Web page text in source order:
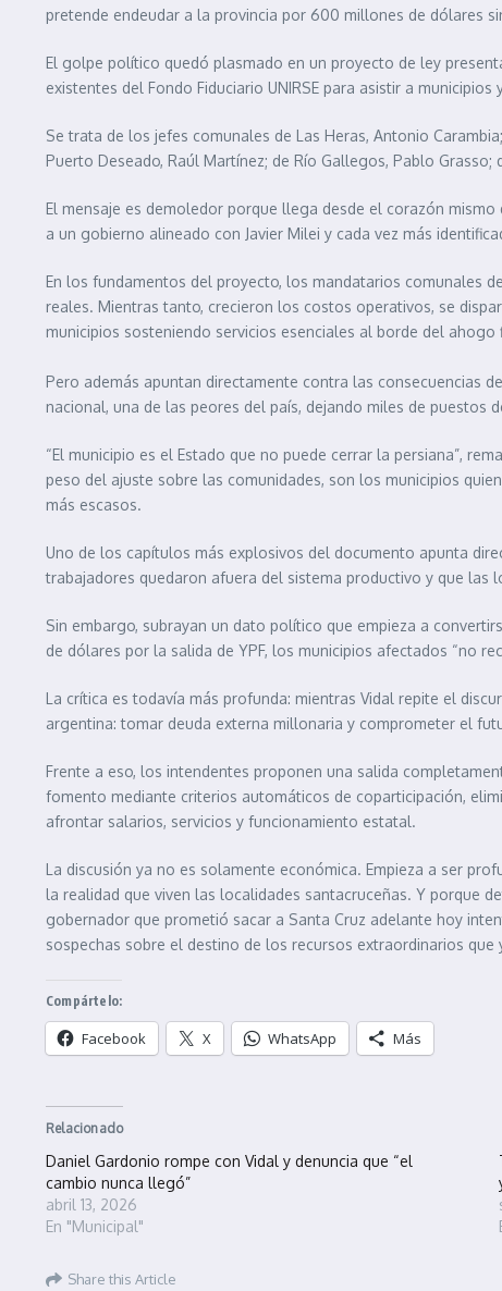
pretende endeudar a la provincia por 600 millones de dólares
El golpe político quedó plasmado en un proyecto de ley
existentes del Fondo Fiduciario UNIRSE para asistir a
Se trata de los jefes comunales de Las Heras, Antonio
Puerto Deseado, Raúl Martínez; de Río Gallegos, Pablo
El mensaje es demoledor porque llega desde el corazón
a un gobierno alineado con Javier Milei y cada vez más
En los fundamentos del proyecto, los mandatarios comunales
reales. Mientras tanto, crecieron los costos operativos, se
municipios sosteniendo servicios esenciales al borde del ahogo
Pero además apuntan directamente contra las consecuencias
nacional, una de las peores del país, dejando miles de
“El municipio es el Estado que no puede cerrar la persiana”,
peso del ajuste sobre las comunidades, son los municipios
más escasos.
Uno de los capítulos más explosivos del documento apunta
trabajadores quedaron afuera del sistema productivo y que
Sin embargo, subrayan un dato político que empieza a
de dólares por la salida de YPF, los municipios afectados “no
La crítica es todavía más profunda: mientras Vidal repite el
argentina: tomar deuda externa millonaria y comprometer el
Frente a eso, los intendentes proponen una salida
fomento mediante criterios automáticos de coparticipación,
afrontar salarios, servicios y funcionamiento estatal.
La discusión ya no es solamente económica. Empieza a ser
la realidad que viven las localidades santacruceñas. Y porque
gobernador que prometió sacar a Santa Cruz adelante hoy
sospechas sobre el destino de los recursos extraordinarios
Compártelo:
Facebook X WhatsApp Más
Relacionado
Daniel Gardonio rompe con Vidal y denuncia que “el
cambio nunca llegó”
abril 13, 2026
En "Municipal"
Share this Article